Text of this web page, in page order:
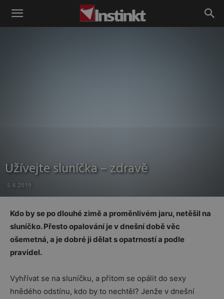
Instinkt
Užívejte sluníčka – zdravě
5.6.2019
Kdo by se po dlouhé zimě a proměnlivém jaru, netěšil na
sluníčko. Přesto opalování je v dnešní době věc
ošemetná, a je dobré ji dělat s opatrností a podle
pravidel.
Vyhřívat se na sluníčku, a přitom se opálit do sexy
hnědého odstínu, kdo by to nechtěl? Jenže v dnešní